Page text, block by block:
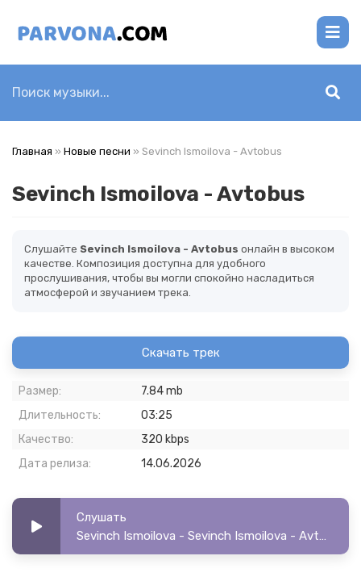
Главная » Новые песни » Sevinch Ismoilova - Avtobus
Sevinch Ismoilova - Avtobus
Слушайте Sevinch Ismoilova - Avtobus онлайн в высоком
качестве. Композиция доступна для удобного
прослушивания, чтобы вы могли спокойно насладиться
атмосферой и звучанием трека.
Скачать трек
Размер:
7.84 mb
Длительность:
03:25
Качество:
320 kbps
Дата релиза:
14.06.2026
Слушать
Sevinch Ismoilova - Sevinch Ismoilova - Avtobus